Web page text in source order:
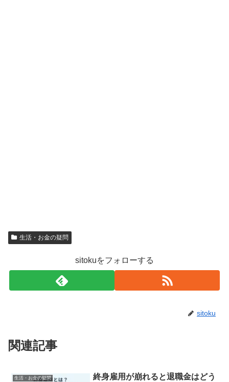
生活・お金の疑問
sitokuをフォローする
sitoku
関連記事
生活・お金の疑問
終身雇用が崩れると退職金はどう